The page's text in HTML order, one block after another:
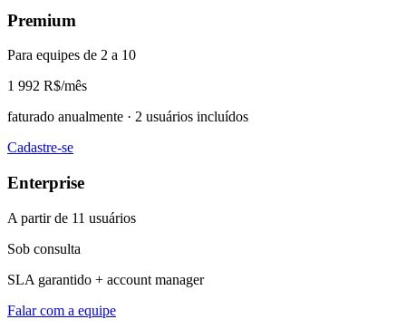
Premium
Para equipes de 2 a 10
1 992 R$/mês
faturado anualmente · 2 usuários incluídos
Cadastre-se
Enterprise
A partir de 11 usuários
Sob consulta
SLA garantido + account manager
Falar com a equipe